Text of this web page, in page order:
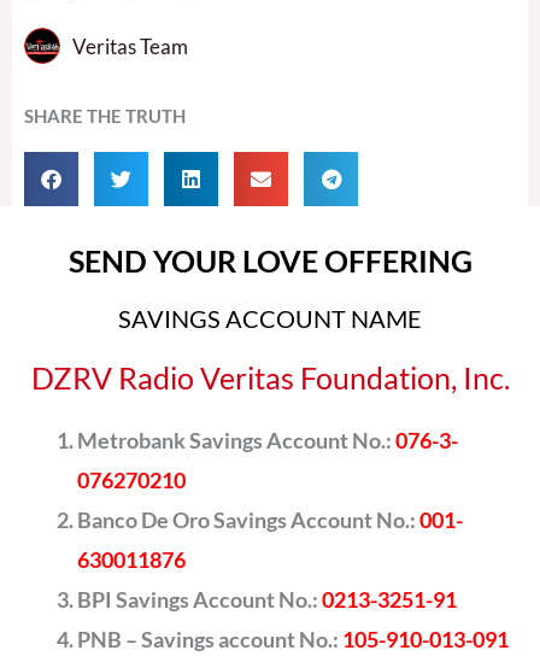
Veritas Team
SHARE THE TRUTH
SEND YOUR LOVE OFFERING
SAVINGS ACCOUNT NAME
DZRV Radio Veritas Foundation, Inc.
Metrobank Savings Account No.:076-3-
076270210
Banco De Oro Savings Account No.:001-
630011876
BPI Savings Account No.:0213-3251-91
PNB – Savings account No.: 105-910-013-091